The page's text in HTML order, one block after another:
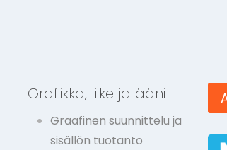
Grafiikka, liike ja ääni
Graafinen suunnittelu ja
sisällön tuotanto